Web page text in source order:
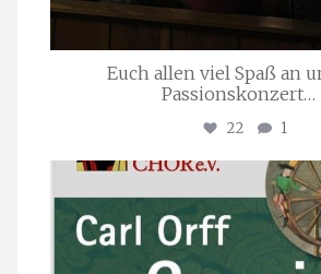
Euch allen viel Spaß an
Passionskonzert…
22 1
Juli 22